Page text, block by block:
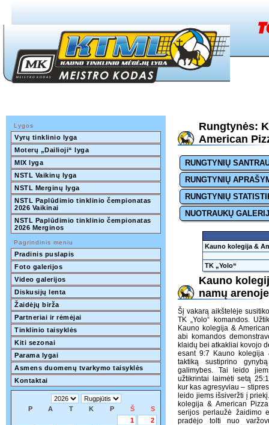
Lygos
Vyrų tinklinio lyga
Moterų „Dailioji“ lyga
MIX lyga
NSTL Vaikinų lyga
NSTL Merginų lyga
NSTL Paplūdimio tinklinio čempionatas
2026 Vaikinai
NSTL Paplūdimio tinklinio čempionatas
2026 Merginos
Pagrindinis meniu
Pradinis puslapis
Foto galerijos
Video galerijos
Diskusijų lenta
Žaidėjų birža
Partneriai ir rėmėjai
Tinklinio taisyklės
Kiti sezonai
Parama lygai
Asmens duomenų tvarkymo taisyklės
Kontaktai
P A T K P Š
S
1
2
Rungtynės:
American
RUNGTYNIŲ
RUNGTYNIŲ
RUNGTYNIŲ
NUOTRAUKŲ
Kauno kolegija &
TK „Yolo“
Kauno
namų
Šį vakarą aikštelėje
TK „Yolo“ komandos.
Kauno kolegija &
abi komandos
klaidų bei atkakliai kovojo
esant 9:7 Kauno kolegija
taktiką sustiprino
galimybes. Tai leido
užtikrintai laimėti setą
kur kas agresyviau –
leido jiems išsiveržti į
kolegija & American
serijos perlaužė žaidimo
pradėjo tolti nuo